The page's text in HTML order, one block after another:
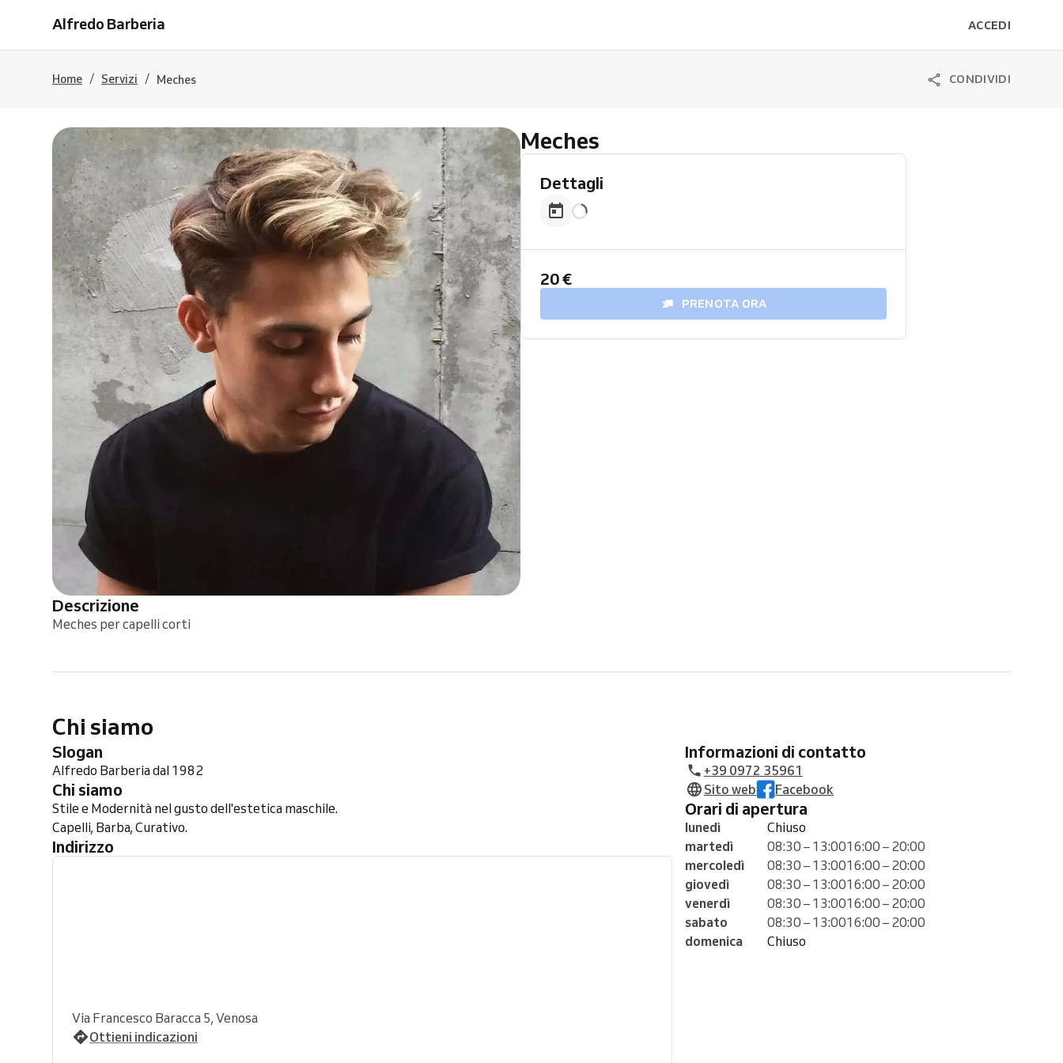
Alfredo Barberia ACCEDI
Home / Servizi / Meches CONDIVIDI
Descrizione
Meches per capelli corti
Meches
Dettagli
20 €
PRENOTA ORA
Chi siamo
Slogan
Alfredo Barberia dal 1982
Chi siamo
Stile e Modernità nel gusto dell'estetica maschile.
Capelli, Barba, Curativo.
Indirizzo
Via Francesco Baracca 5, Venosa
Ottieni indicazioni
Informazioni di contatto
+39 0972 35961
Sito web
Facebook
Orari di apertura
lunedì
Chiuso
martedì
08:30 – 13:0016:00 – 20:00
mercoledì
08:30 – 13:0016:00 – 20:00
giovedì
08:30 – 13:0016:00 – 20:00
venerdì
08:30 – 13:0016:00 – 20:00
sabato
08:30 – 13:0016:00 – 20:00
domenica
Chiuso